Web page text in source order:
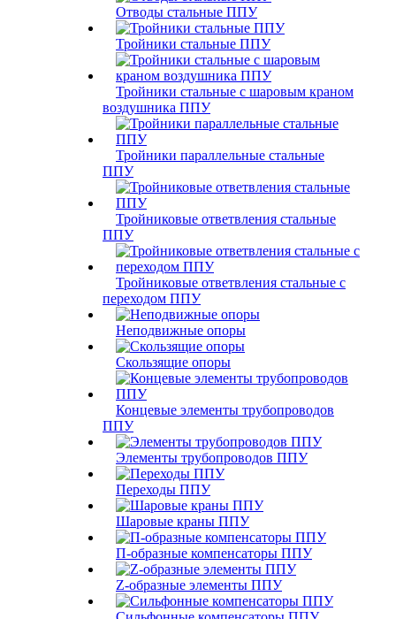
Отводы стальные ППУ
Тройники стальные ППУ
Тройники стальные с шаровым краном
воздушника ППУ
Тройники параллельные стальные
ППУ
Тройниковые ответвления стальные
ППУ
Тройниковые ответвления стальные с
переходом ППУ
Неподвижные опоры
Скользящие опоры
Концевые элементы трубопроводов
ППУ
Элементы трубопроводов ППУ
Переходы ППУ
Шаровые краны ППУ
П-образные компенсаторы ППУ
Z-образные элементы ППУ